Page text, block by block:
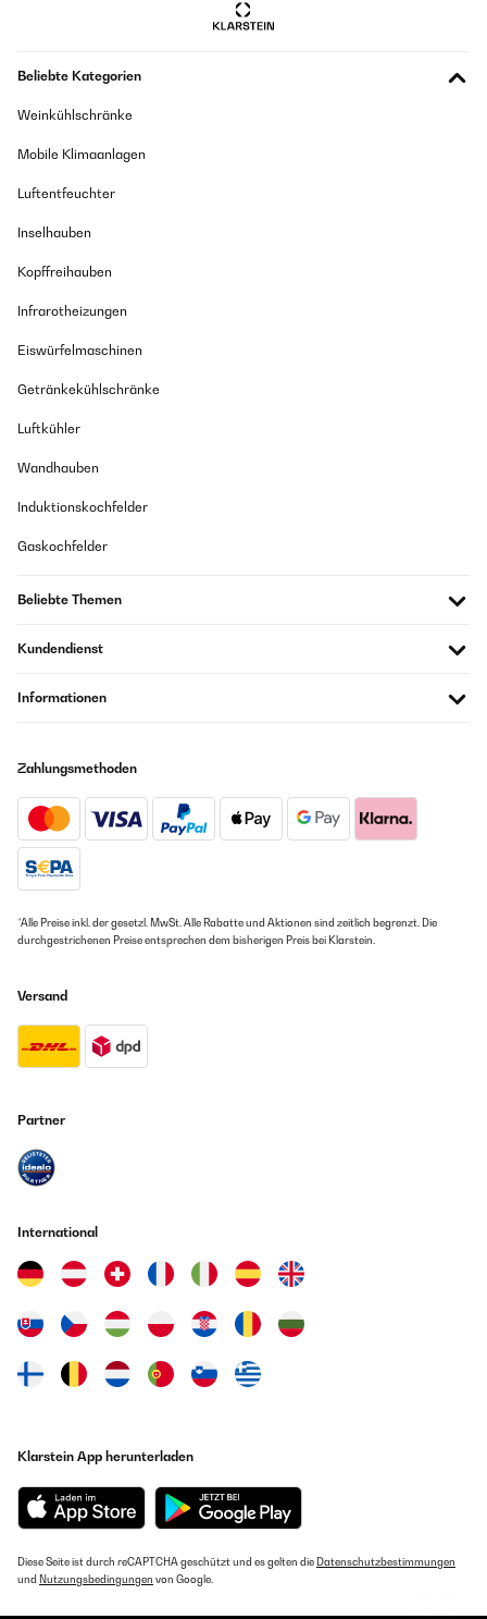
Beliebte Kategorien
Weinkühlschränke
Mobile Klimaanlagen
Luftentfeuchter
Inselhauben
Kopffreihauben
Infrarotheizungen
Eiswürfelmaschinen
Getränkekühlschränke
Luftkühler
Wandhauben
Induktionskochfelder
Gaskochfelder
Beliebte Themen
Kundendienst
Informationen
Zahlungsmethoden
*Alle Preise inkl. der gesetzl. MwSt. Alle Rabatte und Aktionen sind zeitlich begrenzt. Die
durchgestrichenen Preise entsprechen dem bisherigen Preis bei Klarstein.
Versand
Partner
International
Klarstein App herunterladen
Diese Seite ist durch reCAPTCHA geschützt und es gelten die Datenschutzbestimmungen
und Nutzungsbedingungen von Google.